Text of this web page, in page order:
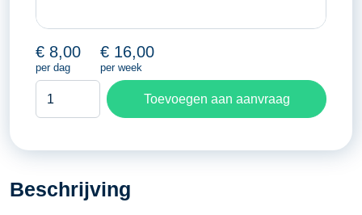
€ 8,00
per dag
€ 16,00
per week
Kabelhaspel
aansluitingen
Toevoegen aan aanvraag
Beschrijving